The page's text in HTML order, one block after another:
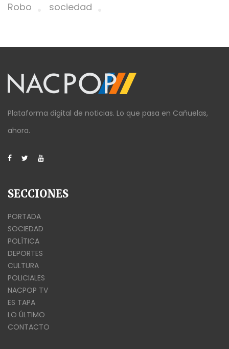
Robo
sociedad
Plataforma digital de noticias. Lo que pasa en Cañuelas,
ahora.
SECCIONES
PORTADA
SOCIEDAD
POLÍTICA
DEPORTES
CULTURA
POLICIALES
NACPOP TV
ES TAPA
LO ÚLTIMO
CONTACTO